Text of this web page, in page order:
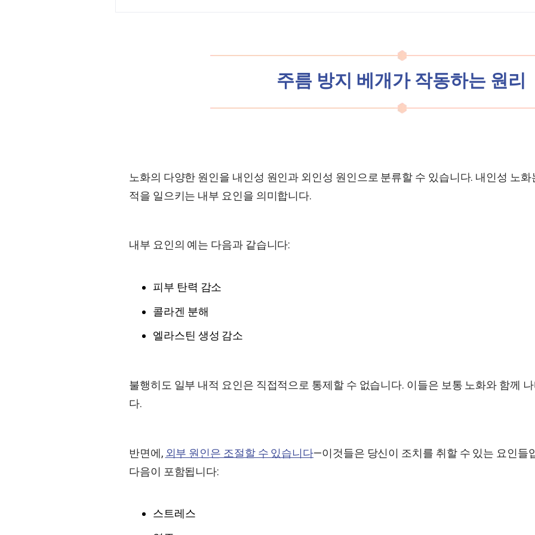
주름 방지 베개가 작동하는 원리
노화의 다양한 원인을 내인성 원인과 외인성 원인으로 분류할 수 있습니다. 내인성 노
적을 일으키는 내부 요인을 의미합니다.
내부 요인의 예는 다음과 같습니다:
피부 탄력 감소
콜라겐 분해
엘라스틴 생성 감소
불행히도 일부 내적 요인은 직접적으로 통제할 수 없습니다. 이들은 보통 노화와 함께
다.
반면에, 외부 원인은 조절할 수 있습니다—이것들은 당신이 조치를 취할 수 있는 요인들
다음이 포함됩니다:
스트레스